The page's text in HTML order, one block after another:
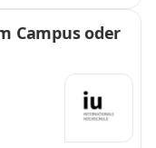
Campus oder